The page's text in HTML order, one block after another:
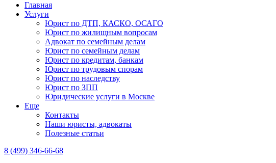
Главная
Услуги
Юрист по ДТП, КАСКО, ОСАГО
Юрист по жилищным вопросам
Адвокат по семейным делам
Юрист по семейным делам
Юрист по кредитам, банкам
Юрист по трудовым спорам
Юрист по наследству
Юрист по ЗПП
Юридические услуги в Москве
Еще
Контакты
Наши юристы, адвокаты
Полезные статьи
8 (499) 346-66-68